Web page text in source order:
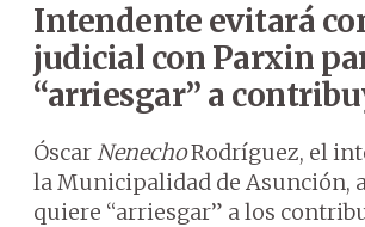
Intendente evitará
judicial con Parxin
“arriesgar” a
ÓscarNenechoRodríguez, el
la Municipalidad de Asunción,
quiere “arriesgar” a los